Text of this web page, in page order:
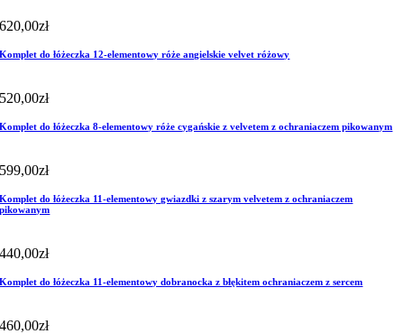
620,00zł
Komplet do łóżeczka 12-elementowy róże angielskie velvet różowy
520,00zł
Komplet do łóżeczka 8-elementowy róże cygańskie z velvetem z ochraniaczem pikowanym
599,00zł
Komplet do łóżeczka 11-elementowy gwiazdki z szarym velvetem z ochraniaczem
pikowanym
440,00zł
Komplet do łóżeczka 11-elementowy dobranocka z błękitem ochraniaczem z sercem
460,00zł